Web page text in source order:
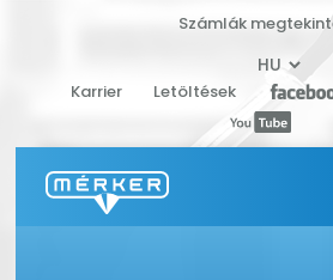
Számlák
Karrier Letöltések